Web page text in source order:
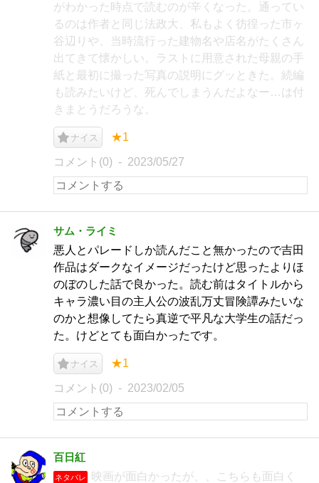
がわかった時点で読むのが辛くなった。通ってい
るのは作者と同じ法政大、私もよく彷徨った市ヶ
谷辺りや、当時流行った建物名や店名がたくさん
出てきて懐かしい。ラストに用意された母親の手
紙と最初に撮った写真の説明にグッときた。続編
も読みたいけど、死んでしまうんだよなー…は付
きまとうだろうな。
ナイス ★1
コメント(0) 2023/05/27
サム・ライミ
悪人とパレードしか読んだこと無かったので吉田
作品はダークなイメージだったけど思ったよりほ
のぼのした話で良かった。読む前はタイトルから
キャラ濃い目の主人公の波乱万丈冒険譚みたいな
のかと想像してたら真逆で平凡な大学生の話だっ
た。けどとても面白かったです。
ナイス ★1
コメント(0) 2023/02/05
百日紅
ネタバレ
映画が面白かったが、、こちらも面白く